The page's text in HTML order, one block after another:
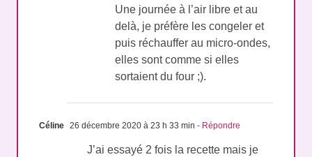
Une journée à l’air libre et au
delà, je préfère les congeler et
puis réchauffer au micro-ondes,
elles sont comme si elles
sortaient du four ;).
Céline 26 décembre 2020 à 23 h 33 min - Répondre
J’ai essayé 2 fois la recette mais je